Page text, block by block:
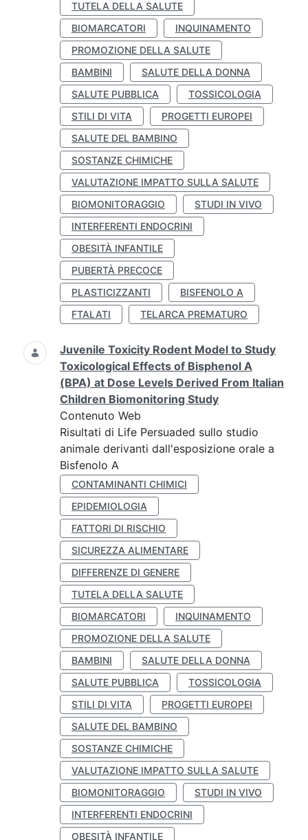
TUTELA DELLA SALUTE
BIOMARCATORI
INQUINAMENTO
PROMOZIONE DELLA SALUTE
BAMBINI
SALUTE DELLA DONNA
SALUTE PUBBLICA
TOSSICOLOGIA
STILI DI VITA
PROGETTI EUROPEI
SALUTE DEL BAMBINO
SOSTANZE CHIMICHE
VALUTAZIONE IMPATTO SULLA SALUTE
BIOMONITORAGGIO
STUDI IN VIVO
INTERFERENTI ENDOCRINI
OBESITÀ INFANTILE
PUBERTÀ PRECOCE
PLASTICIZZANTI
BISFENOLO A
FTALATI
TELARCA PREMATURO
Juvenile Toxicity Rodent Model to Study
Toxicological Effects of Bisphenol A
(BPA) at Dose Levels Derived From Italian
Children Biomonitoring Study
Contenuto Web
Risultati di Life Persuaded sullo studio
animale derivanti dall'esposizione orale a
Bisfenolo A
CONTAMINANTI CHIMICI
EPIDEMIOLOGIA
FATTORI DI RISCHIO
SICUREZZA ALIMENTARE
DIFFERENZE DI GENERE
TUTELA DELLA SALUTE
BIOMARCATORI
INQUINAMENTO
PROMOZIONE DELLA SALUTE
BAMBINI
SALUTE DELLA DONNA
SALUTE PUBBLICA
TOSSICOLOGIA
STILI DI VITA
PROGETTI EUROPEI
SALUTE DEL BAMBINO
SOSTANZE CHIMICHE
VALUTAZIONE IMPATTO SULLA SALUTE
BIOMONITORAGGIO
STUDI IN VIVO
INTERFERENTI ENDOCRINI
OBESITÀ INFANTILE